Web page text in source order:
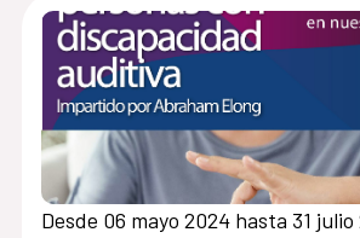
Desde 06 mayo 2024 hasta 31